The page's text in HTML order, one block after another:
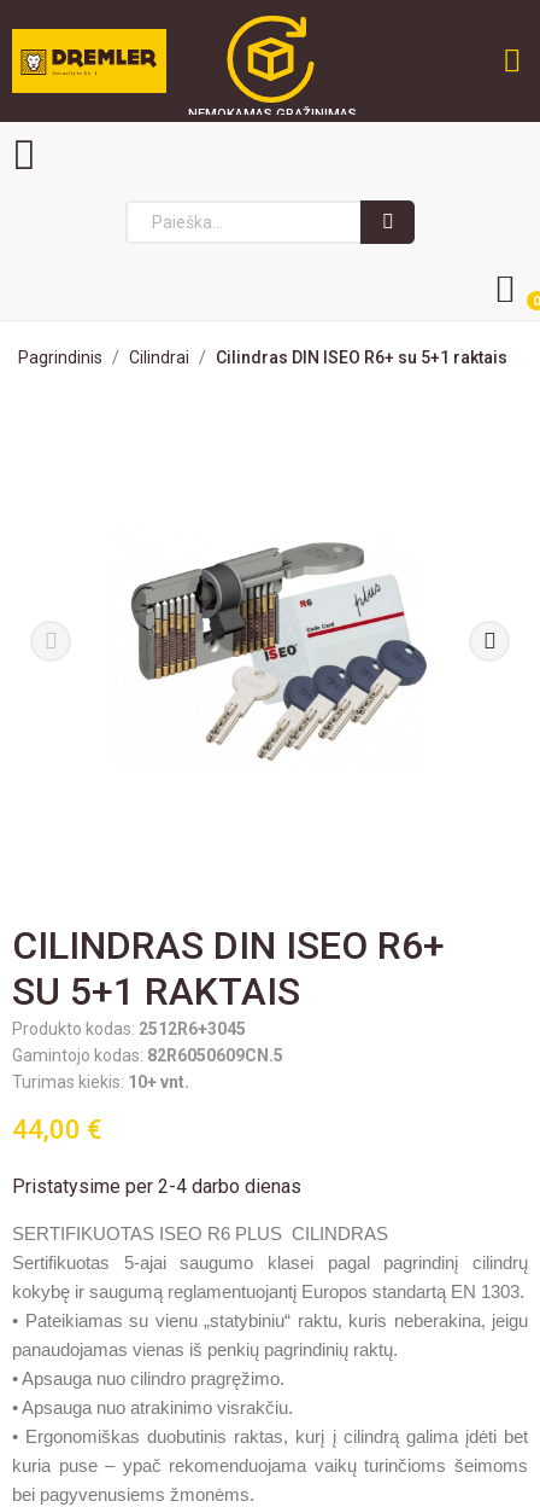
GREITAS PRISTATYMAS
NEMOKAMAS GRĄŽINIMAS
SAUGU PIRKTI
0
Pagrindinis Cilindrai Cilindras DIN ISEO R6+ su 5+1 raktais
CILINDRAS DIN ISEO R6+
SU 5+1 RAKTAIS
Produkto kodas: 2512R6+3045
Gamintojo kodas: 82R6050609CN.5
Turimas kiekis: 10+ vnt.
44,00 €
Pristatysime per 2-4 darbo dienas
SERTIFIKUOTAS ISEO R6 PLUS CILINDRAS
Sertifikuotas 5-ajai saugumo klasei pagal pagrindinį cilindrų
kokybę ir saugumą reglamentuojantį Europos standartą EN 1303.
• Pateikiamas su vienu „statybiniu“ raktu, kuris neberakina, jeigu
panaudojamas vienas iš penkių pagrindinių raktų.
• Apsauga nuo cilindro pragręžimo.
• Apsauga nuo atrakinimo visrakčiu.
• Ergonomiškas duobutinis raktas, kurį į cilindrą galima įdėti bet
kuria puse – ypač rekomenduojama vaikų turinčioms šeimoms
bei pagyvenusiems žmonėms.